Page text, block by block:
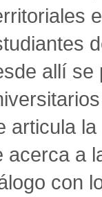
allí se
articula
acerca a
con